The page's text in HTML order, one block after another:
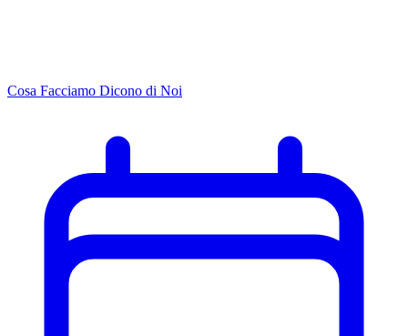
Cosa Facciamo Dicono di Noi